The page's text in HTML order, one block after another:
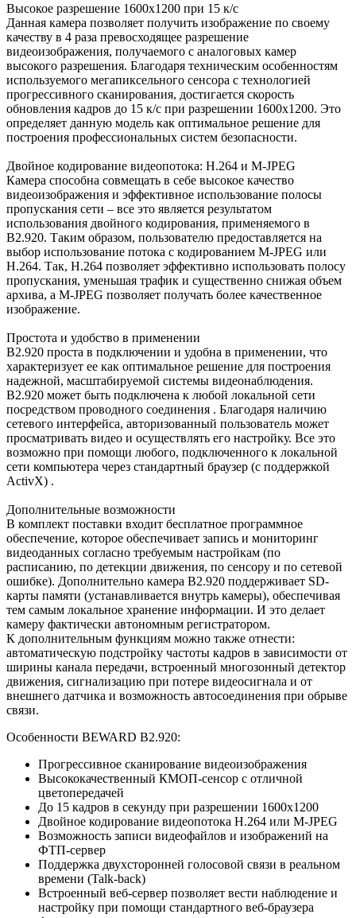
Высокое разрешение 1600х1200 при 15 к/с
Данная камера позволяет получить изображение по своему
качеству в 4 раза превосходящее разрешение
видеоизображения, получаемого с аналоговых камер
высокого разрешения. Благодаря техническим особенностям
используемого мегапиксельного сенсора с технологией
прогрессивного сканирования, достигается скорость
обновления кадров до 15 к/с при разрешении 1600х1200. Это
определяет данную модель как оптимальное решение для
построения профессиональных систем безопасности.
Двойное кодирование видеопотока: H.264 и M-JPEG
Камера способна совмещать в себе высокое качество
видеоизображения и эффективное использование полосы
пропускания сети – все это является результатом
использования двойного кодирования, применяемого в
B2.920. Таким образом, пользователю предоставляется на
выбор использование потока с кодированием M-JPEG или
Н.264. Так, H.264 позволяет эффективно использовать полосу
пропускания, уменьшая трафик и существенно снижая объем
архива, а M-JPEG позволяет получать более качественное
изображение.
Простота и удобство в применении
B2.920 проста в подключении и удобна в применении, что
характеризует ее как оптимальное решение для построения
надежной, масштабируемой системы видеонаблюдения.
B2.920 может быть подключена к любой локальной сети
посредством проводного соединения . Благодаря наличию
сетевого интерфейса, авторизованный пользователь может
просматривать видео и осуществлять его настройку. Все это
возможно при помощи любого, подключенного к локальной
сети компьютера через стандартный браузер (с поддержкой
ActivX) .
Дополнительные возможности
В комплект поставки входит бесплатное программное
обеспечение, которое обеспечивает запись и мониторинг
видеоданных согласно требуемым настройкам (по
расписанию, по детекции движения, по сенсору и по сетевой
ошибке). Дополнительно камера B2.920 поддерживает SD-
карты памяти (устанавливается внутрь камеры), обеспечивая
тем самым локальное хранение информации. И это делает
камеру фактически автономным регистратором.
К дополнительным функциям можно также отнести:
автоматическую подстройку частоты кадров в зависимости от
ширины канала передачи, встроенный многозонный детектор
движения, сигнализацию при потере видеосигнала и от
внешнего датчика и возможность автосоединения при обрыве
связи.
Особенности BEWARD B2.920:
Прогрессивное сканирование видеоизображения
Высококачественный КМОП-сенсор с отличной
цветопередачей
До 15 кадров в секунду при разрешении 1600x1200
Двойное кодирование видеопотока Н.264 или M-JPEG
Возможность записи видеофайлов и изображений на
ФТП-сервер
Поддержка двухсторонней голосовой связи в реальном
времени (Talk-back)
Встроенный веб-сервер позволяет вести наблюдение и
настройку при помощи стандартного веб-браузера